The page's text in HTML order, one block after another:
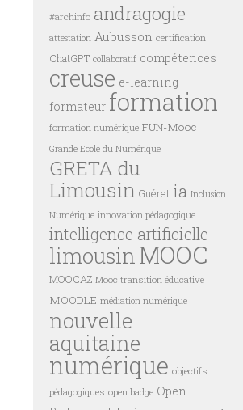
#archinfo andragogie
attestation Aubusson certification
ChatGPT collaboratif compétences
creuse e-learning
formateur formation
formation numérique FUN-Mooc
Grande Ecole du Numérique
GRETA du
Limousin Guéret ia Inclusion
Numérique innovation pédagogique
intelligence artificielle
limousin MOOC
MOOCAZ Mooc transition éducative
MOODLE médiation numérique
nouvelle
aquitaine
numérique objectifs
pédagogiques open badge Open